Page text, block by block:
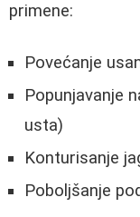
primene:
Povećanje
Popunjavanje
usta)
Konturisanje
Poboljšanje